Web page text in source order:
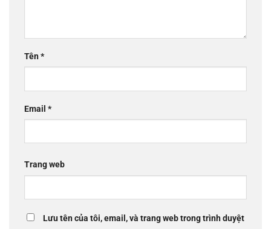
Tên*
Email *
Trang web
Lưu tên của tôi, email, và trang web trong trình duyệt